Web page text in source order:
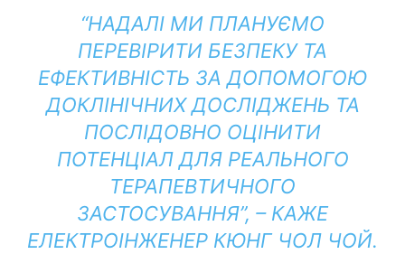
“НАДАЛІ МИ ПЛАНУЄМО
ПЕРЕВІРИТИ БЕЗПЕКУ ТА
ЕФЕКТИВНІСТЬ ЗА ДОПОМОГОЮ
ДОКЛІНІЧНИХ ДОСЛІДЖЕНЬ ТА
ПОСЛІДОВНО ОЦІНИТИ
ПОТЕНЦІАЛ ДЛЯ РЕАЛЬНОГО
ТЕРАПЕВТИЧНОГО
ЗАСТОСУВАННЯ”, – КАЖЕ
ЕЛЕКТРОІНЖЕНЕР КЮНГ ЧОЛ ЧОЙ.